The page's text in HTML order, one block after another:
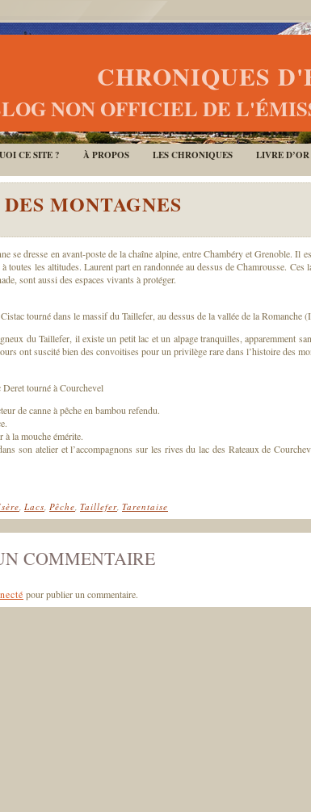
CHRONIQUES
NON OFFICIEL DE
CE SITE ? À PROPOS LES CHRONIQUES LIVRE D’OR
MONTAGNES
se dresse en avant-poste de la chaîne alpine, entre Chambéry et Grenoble. Il
toutes les altitudes. Laurent part en randonnée au dessus de Chamrousse. Ces
sont aussi des espaces vivants à protéger.
tourné dans le massif du Taillefer, au dessus de la vallée de la Romanche
du Taillefer, il existe un petit lac et un alpage tranquilles, apparemment
ont suscité bien des convoitises pour un privilège rare dans l’histoire des
Deret tourné à Courchevel
de canne à pêche en bambou refendu.
à la mouche émérite.
son atelier et l’accompagnons sur les rives du lac des Rateaux de
Lacs Pêche Taillefer Tarentaise
COMMENTAIRE
pour publier un commentaire.